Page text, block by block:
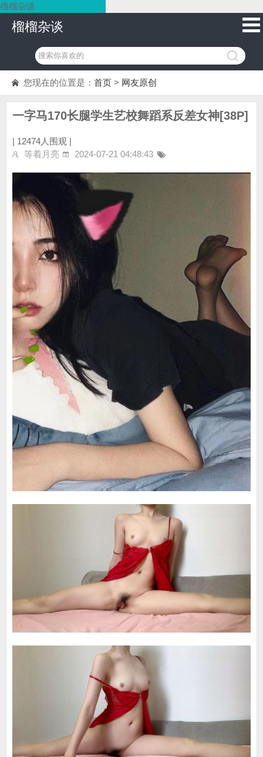
榴榴杂谈
榴榴杂谈
您现在的位置是： 首页 > 网友原创
一字马170长腿学生艺校舞蹈系反差女神[38P]
| 12474人围观 |
等着月亮
2024-07-21 04:48:43